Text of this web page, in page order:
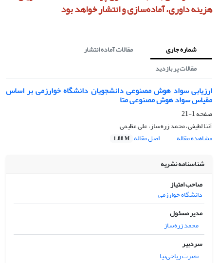
هزینه داوری، آماده‌سازی و انتشار خواهد بود
شماره جاری
مقالات آماده انتشار
مقالات پر بازدید
ارزیابی سواد هوش مصنوعی دانشجویان دانشگاه خوارزمی بر اساس
مقیاس سواد هوش مصنوعی متا
صفحه1-21
آتنا لطیفی، محمد زره‌ساز، علی عظیمی
مشاهده مقاله
اصل مقاله 1.88 M
شناسنامه نشریه
صاحب امتیاز
دانشگاه خوارزمی
مدیر مسئول
محمد زره‌ساز
سردبیر
نصرت ریاحی‌نیا